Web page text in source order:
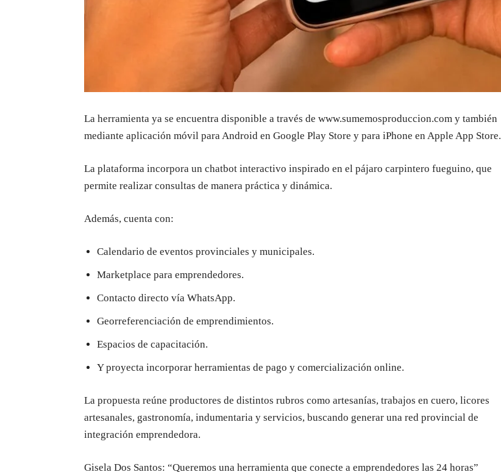
La herramienta ya se encuentra disponible a través de www.sumemosproduccion.com y también
mediante aplicación móvil para Android en Google Play Store y para iPhone en Apple App Store.
La plataforma incorpora un chatbot interactivo inspirado en el pájaro carpintero fueguino, que
permite realizar consultas de manera práctica y dinámica.
Además, cuenta con:
Calendario de eventos provinciales y municipales.
Marketplace para emprendedores.
Contacto directo vía WhatsApp.
Georreferenciación de emprendimientos.
Espacios de capacitación.
Y proyecta incorporar herramientas de pago y comercialización online.
La propuesta reúne productores de distintos rubros como artesanías, trabajos en cuero, licores
artesanales, gastronomía, indumentaria y servicios, buscando generar una red provincial de
integración emprendedora.
Gisela Dos Santos: “Queremos una herramienta que conecte a emprendedores las 24 horas”